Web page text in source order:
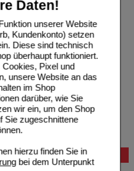
Daten!
unserer Website
Kundenkonto) setzen
Diese sind technisch
überhaupt funktioniert.
Pixel und
unsere Website an das
im Shop
darüber, wie Sie
wir ein, um den Shop
Sie zugeschnittene
hierzu finden Sie in
bei dem Unterpunkt
Bestellung